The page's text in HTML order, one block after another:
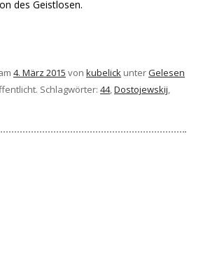
des Geistlosen.
4. März 2015 von kubelick unterGelesen
Schlagwörter: 44,Dostojewskij,